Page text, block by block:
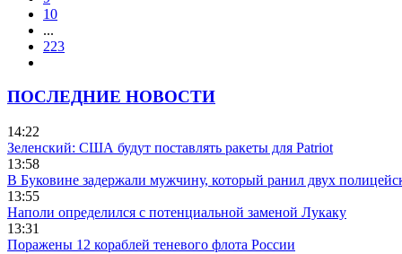
10
...
223
ПОСЛЕДНИЕ НОВОСТИ
14:22
Зеленский: США будут поставлять ракеты для Patriot
13:58
В Буковине задержали мужчину, который ранил двух
13:55
Наполи определился с потенциальной заменой Лукаку
13:31
Поражены 12 кораблей теневого флота России